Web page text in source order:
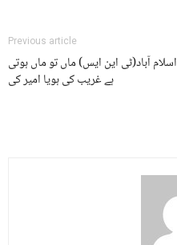
Previous article
اسلام آباد(ٹی این ایس) ماں تو ماں ہوتی
ہے غریب کی ہویا امیر کی